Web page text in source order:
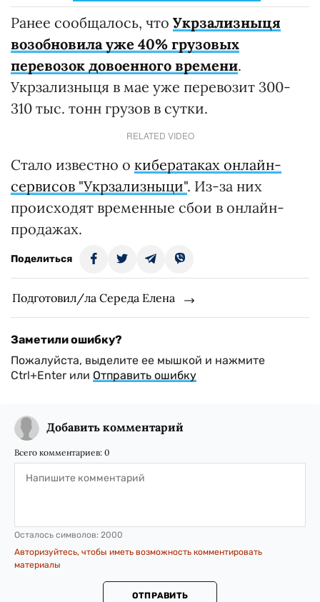
Ранее сообщалось, что Укрзализныця
возобновила уже 40% грузовых
перевозок довоенного времени.
Укрзализныця в мае уже перевозит 300-
310 тыс. тонн грузов в сутки.
RELATED VIDEO
Стало известно о кибератаках онлайн-
сервисов "Укрзализныци". Из-за них
происходят временные сбои в онлайн-
продажах.
Поделиться
Подготовил/ла Середа Елена
Заметили ошибку?
Пожалуйста, выделите ее мышкой и нажмите
Ctrl+Enter или Отправить ошибку
Добавить комментарий
Всего комментариев: 0
Осталось символов: 2000
Авторизуйтесь, чтобы иметь возможность комментировать
материалы
ОТПРАВИТЬ